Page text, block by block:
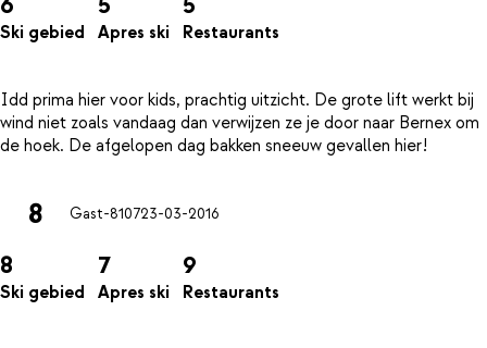
Ski gebied Apres ski Restaurants
Idd prima hier voor kids, prachtig uitzicht. De grote lift werkt bij
wind niet zoals vandaag dan verwijzen ze je door naar Bernex om
8 Gast-810723-03-2016
8
Ski gebied
7
Apres ski
9
Restaurants